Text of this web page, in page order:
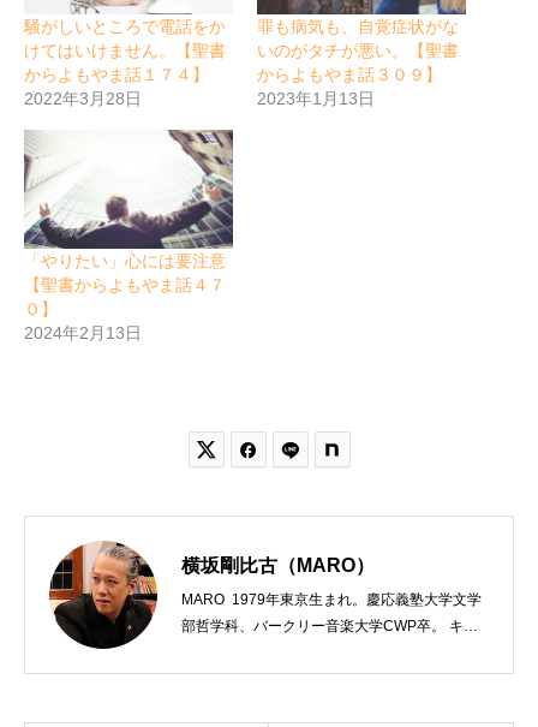
騒がしいところで電話をか
けてはいけません。【聖書
からよもやま話１７４】
2022年3月28日
罪も病気も、自覚症状がな
いのがタチが悪い。【聖書
からよもやま話３０９】
2023年1月13日
「やりたい」心には要注意
【聖書からよもやま話４７
０】
2024年2月13日
 
横坂剛比古（MARO）
MARO 1979年東京生まれ。慶応義塾大学文学
部哲学科、バークリー音楽大学CWP卒。 キリ
う宗教法人専門の行政書士。2020年7月よりク